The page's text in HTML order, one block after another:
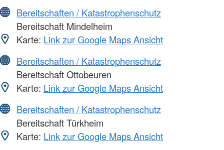
Bereitschaften / Katastrophenschutz
Bereitschaft Mindelheim
Karte: Link zur Google Maps Ansicht
Bereitschaften / Katastrophenschutz
Bereitschaft Ottobeuren
Karte: Link zur Google Maps Ansicht
Bereitschaften / Katastrophenschutz
Bereitschaft Türkheim
Karte: Link zur Google Maps Ansicht